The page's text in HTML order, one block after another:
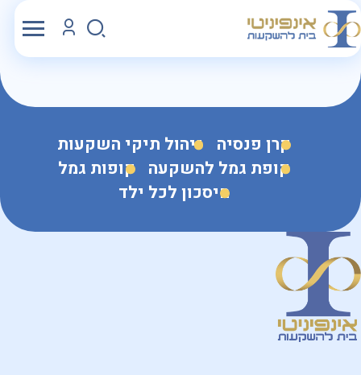
קרן פנסיה ניהול תיקי השקעות
קופת גמל להשקעה קופות גמל
חיסכון לכל ילד